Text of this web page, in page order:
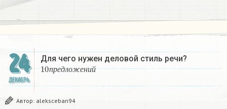
24
ДЕКАБРЬ
Для чего нужен деловой стиль речи?
пр е дл о ж е н и й
10пр ед лож ений
Автор: aleksceban94